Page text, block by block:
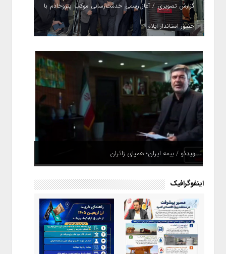
گزارش تصویری / آغاز رسمی خدمت‌رسانی موکب پتروخادم با
حضور استاندار ایلام
ویدئو / بیمه ایران؛ همپای زائران
اینفوگرافیک